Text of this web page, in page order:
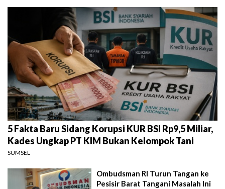
5 Fakta Baru Sidang Korupsi KUR BSI Rp9,5 Miliar,
Kades Ungkap PT KIM Bukan Kelompok Tani
SUMSEL
Ombudsman RI Turun Tangan ke
Pesisir Barat Tangani Masalah Ini